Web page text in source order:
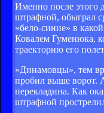
Именно после этого
штрафной, обыграл
«бело-синие» в
Ковалем Гуменюка,
траекторию его
«Динамовцы», тем
пробил выше ворот.
перекладина. Как
штрафной